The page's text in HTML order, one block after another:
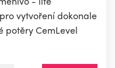
vytvoření dokonale
potěry CemLevel